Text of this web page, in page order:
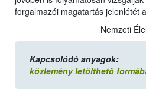
forgalmazói magatartás jelenlétét
Nemzeti
Kapcsolódó anyagok:
közlemény letölthető